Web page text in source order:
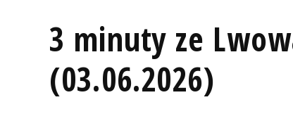
3 minuty ze
(03.06.2026)